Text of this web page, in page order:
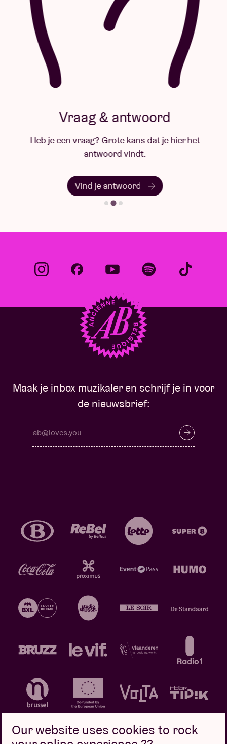
Vraag & antwoord
Heb je een vraag? Grote kans dat je hier het
antwoord vindt.
Vind je antwoord
Maak je inbox muzikaler en schrijf je in voor
de nieuwsbrief:
Our website uses cookies to rock